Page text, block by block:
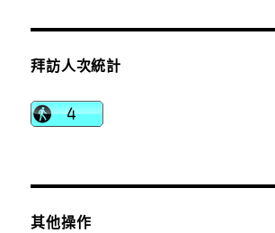
拜訪人次統計
其他操作